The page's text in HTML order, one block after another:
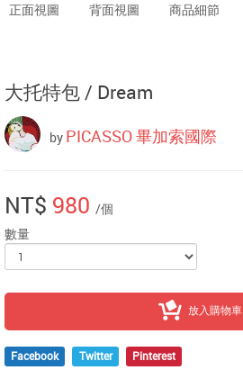
正面視圖 背面視圖 商品細節
大托特包 / Dream
by PICASSO 畢加索國際
NT$ 980 /個
數量
放入購物車
Facebook Twitter Pinterest